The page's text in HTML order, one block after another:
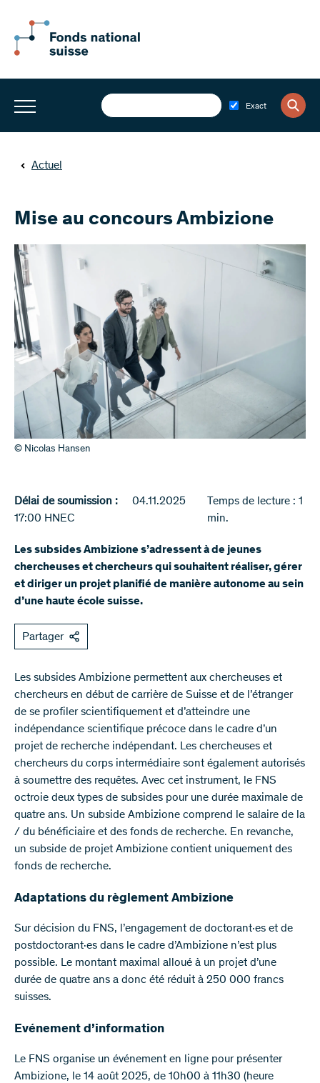
Exact
Actuel
Mise au concours Ambizione
© Nicolas Hansen
Délai de soumission :
04.11.2025
17:00 HNEC
Temps de lecture : 1
min.
Les subsides Ambizione s’adressent à de jeunes
chercheuses et chercheurs qui souhaitent réaliser, gérer
et diriger un projet planifié de manière autonome au sein
d’une haute école suisse.
Partager
Les subsides Ambizione permettent aux chercheuses et
chercheurs en début de carrière de Suisse et de l’étranger
de se profiler scientifiquement et d’atteindre une
indépendance scientifique précoce dans le cadre d’un
projet de recherche indépendant. Les chercheuses et
chercheurs du corps intermédiaire sont également autorisés
à soumettre des requêtes. Avec cet instrument, le FNS
octroie deux types de subsides pour une durée maximale de
quatre ans. Un subside Ambizione comprend le salaire de la
/ du bénéficiaire et des fonds de recherche. En revanche,
un subside de projet Ambizione contient uniquement des
fonds de recherche.
Adaptations du règlement Ambizione
Sur décision du FNS, l’engagement de doctorant·es et de
postdoctorant·es dans le cadre d’Ambizione n’est plus
possible. Le montant maximal alloué à un projet d’une
durée de quatre ans a donc été réduit à 250 000 francs
suisses.
Evénement d’information
Le FNS organise un événement en ligne pour présenter
Ambizione, le 14 août 2025, de 10h00 à 11h30 (heure